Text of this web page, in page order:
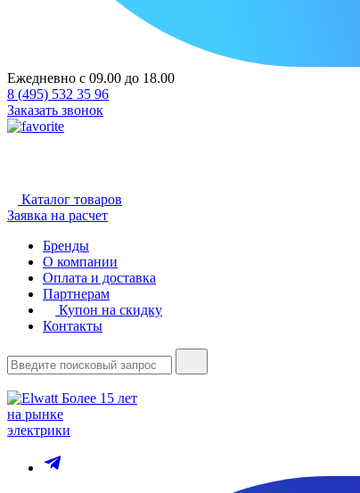
Ежедневно с 09.00 до 18.00
8 (495) 532 35 96
Заказать звонок
Каталог товаров
Заявка на расчет
Бренды
О компании
Оплата и доставка
Партнерам
Купон на скидку
Контакты
Более 15 лет
на рынке
электрики